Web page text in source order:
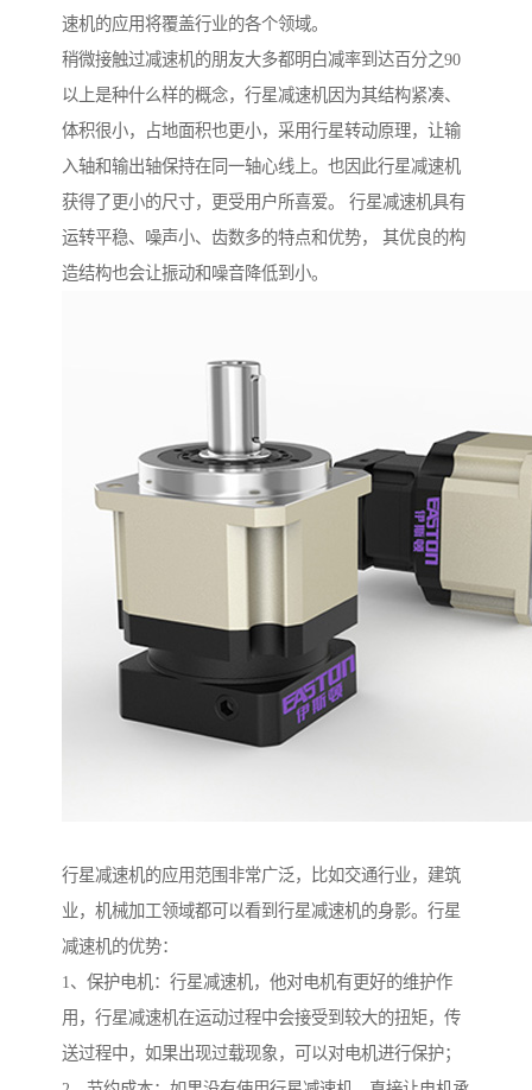
速机的应用将覆盖行业的各个领域。
稍微接触过减速机的朋友大多都明白减率到达百分之90
以上是种什么样的概念，行星减速机因为其结构紧凑、
体积很小，占地面积也更小，采用行星转动原理，让输
入轴和输出轴保持在同一轴心线上。也因此行星减速机
获得了更小的尺寸，更受用户所喜爱。 行星减速机具有
运转平稳、噪声小、齿数多的特点和优势， 其优良的构
造结构也会让振动和噪音降低到小。
行星减速机的应用范围非常广泛，比如交通行业，建筑
业，机械加工领域都可以看到行星减速机的身影。行星
减速机的优势：
1、保护电机：行星减速机，他对电机有更好的维护作
用，行星减速机在运动过程中会接受到较大的扭矩，传
送过程中，如果出现过载现象，可以对电机进行保护；